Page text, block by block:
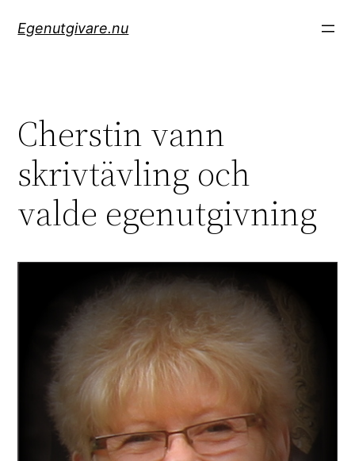
Egenutgivare.nu
Cherstin vann
skrivtävling och
valde egenutgivning